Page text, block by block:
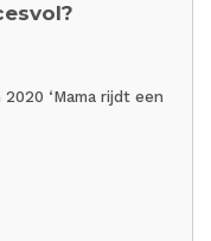
‘Mama rijdt een